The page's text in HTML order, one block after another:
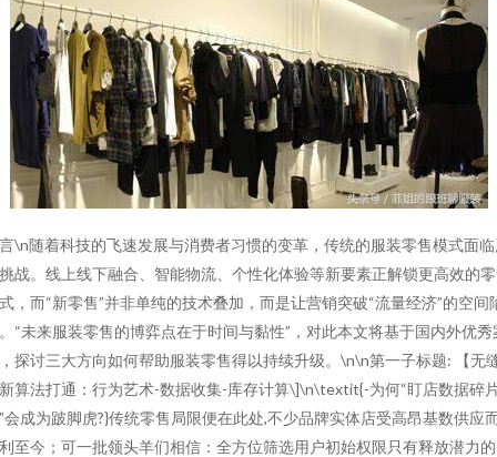
\n随着科技的飞速发展与消费者习惯的变革，传统的服装零售模式面
战。线上线下融合、智能物流、个性化体验等新要素正解锁更高效的
，而“新零售”并非单纯的技术叠加，而是让营销突破“流量经济”的空间
“未来服装零售的博弈点在于时间与黏性”，对此本文将基于国内外优秀
探讨三大方向如何帮助服装零售得以持续升级。\n\n第一子标题: 【无
算法打通：行为艺术-数据收集-库存计算\]\n\textit{-为何“盯店数据碎
会成为跛脚虎?}传统零售局限便在此处,不少品牌实体店受高昂基数供应
至今；可一批领头羊们相信：全方位筛选用户初始权限只有释放潜力